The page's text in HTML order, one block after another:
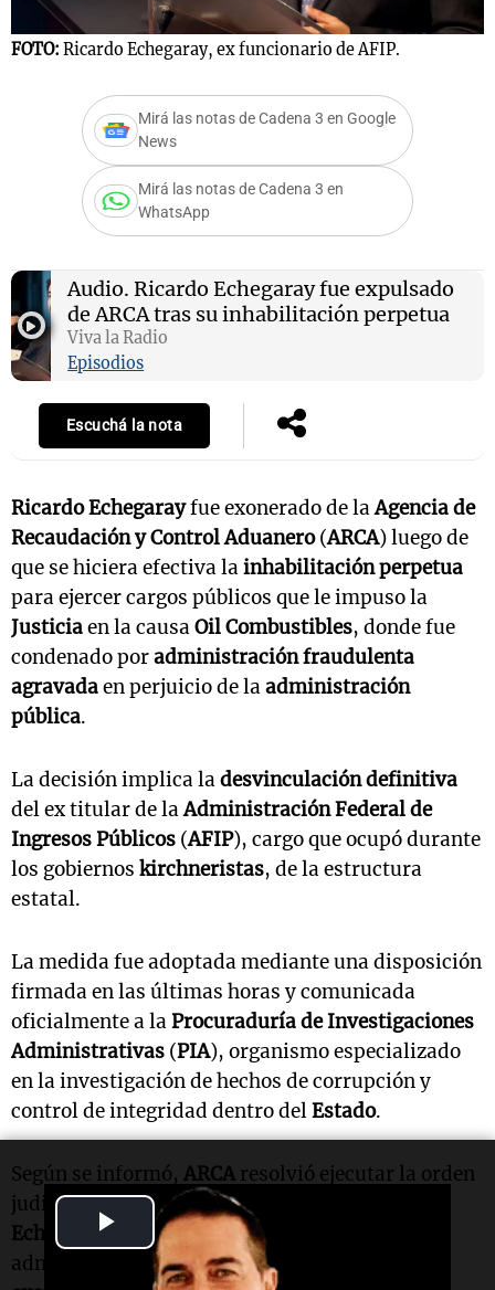
Play
Video
FOTO: Ricardo Echegaray, ex funcionario de AFIP.
Mirá las notas de Cadena 3 en Google
News
Mirá las notas de Cadena 3 en
WhatsApp
Audio. Ricardo Echegaray fue expulsado
de ARCA tras su inhabilitación perpetua
Viva la Radio
Episodios
Escuchá la nota
Ricardo Echegarayfue exonerado de laAgencia de
Recaudación y Control Aduanero(ARCA) luego de
que se hiciera efectiva lainhabilitación perpetua
para ejercer cargos públicos que le impuso la
Justiciaen la causaOil Combustibles, donde fue
condenado poradministración fraudulenta
agravadaen perjuicio de laadministración
pública.
La decisión implica ladesvinculación definitiva
del ex titular de laAdministración Federal de
Ingresos Públicos (AFIP), cargo que ocupó durante
los gobiernos kirchneristas, de la estructura
estatal.
La medida fue adoptada mediante una disposición
firmada en las últimas horas y comunicada
oficialmente a laProcuraduría de Investigaciones
Administrativas (PIA), organismo especializado
en la investigación de hechos de corrupción y
control de integridad dentro delEstado.
Según se informó, ARCA resolvió ejecutar la orden
judicial derivada de la condena que pesa sobre
Echegarayy aplicar la consecuencia
administrativa correspondiente, es decir, su